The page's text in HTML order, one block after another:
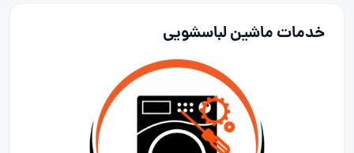
خدمات ماشین لباسشویی